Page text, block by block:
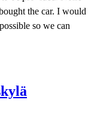
the car. I would
so we can